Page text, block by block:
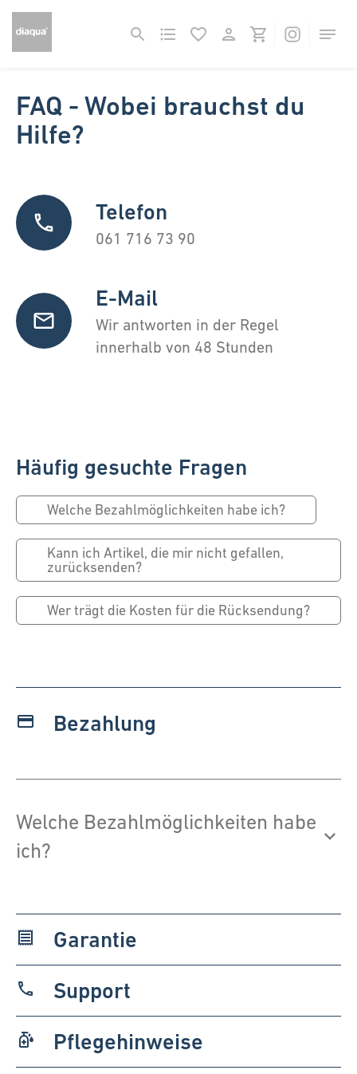
FAQ - Wobei brauchst du
Hilfe?
Telefon
061 716 73 90
E-Mail
Wir antworten in der Regel
innerhalb von 48 Stunden
Häufig gesuchte Fragen
Welche Bezahlmöglichkeiten habe ich?
Kann ich Artikel, die mir nicht gefallen,
zurücksenden?
Wer trägt die Kosten für die Rücksendung?
payment Bezahlung
Welche Bezahlmöglichkeiten habe
ich?
receipt Garantie
phone Support
sanitizer Pflegehinweise